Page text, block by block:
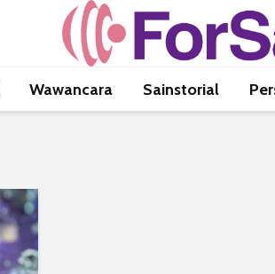
Wawancara Sainstorial